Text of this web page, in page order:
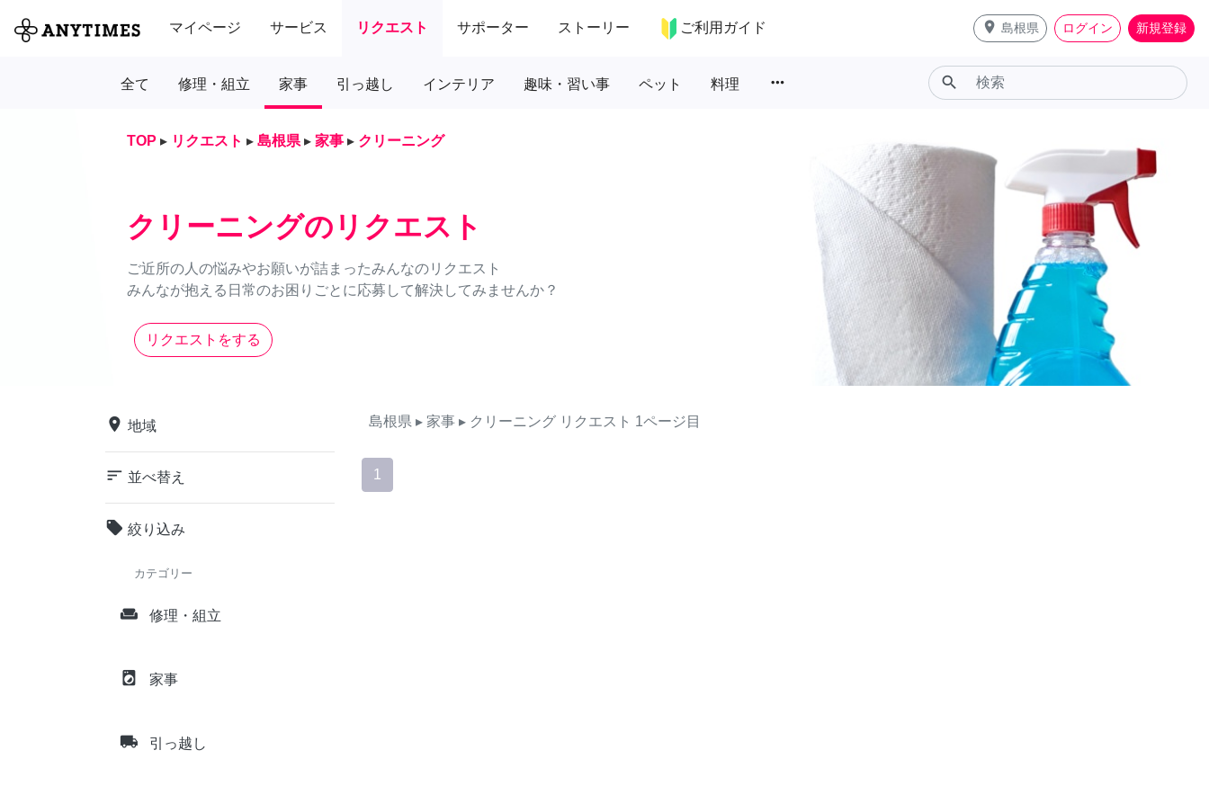
マイページ サービス リクエスト サポーター ストーリー ご利用ガイド place 島根県 ログイン 新規登録
全て 修理・組立 家事 引っ越し インテリア 趣味・習い事 ペット 料理 more_horiz search
TOP ▸ リクエスト ▸ 島根県 ▸ 家事 ▸ クリーニング
クリーニングのリクエスト
ご近所の人の悩みやお願いが詰まったみんなのリクエスト
みんなが抱える日常のお困りごとに応募して解決してみませんか？
リクエストをする
place 地域
sort 並べ替え
local_offer 絞り込み
カテゴリー
weekend 修理・組立
local_laundry_service 家事
local_shipping 引っ越し
島根県 ▸ 家事 ▸ クリーニング リクエスト 1ページ目
1